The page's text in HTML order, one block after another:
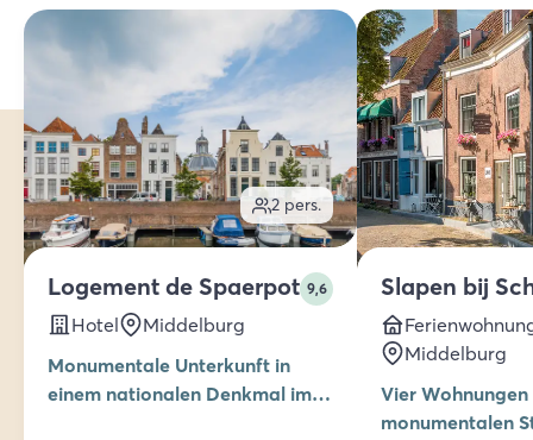
2 pers.
Logement de Spaerpot 9,6
Hotel
Middelburg
Monumentale Unterkunft in
einem nationalen Denkmal im
Slapen bij
Middelburg
Vier Wohnungen
monumentalen